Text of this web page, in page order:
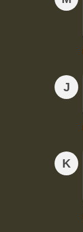
J
K